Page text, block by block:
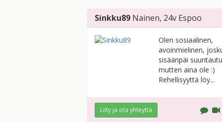
Sinkku89 Nainen, 24v Espoo
Olen sosiaalinen,
avoinmielinen,
sisäänpäi
mutten aina ole :)
Rehellisyyttä löy...
Liity ja ota yhteyttä